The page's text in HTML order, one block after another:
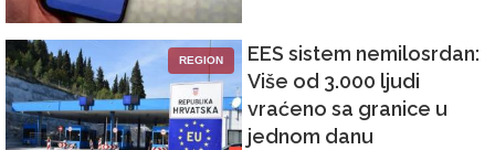
REGION
EES sistem nemilosrdan:
Više od 3.000 ljudi
vraćeno sa granice u
jednom danu